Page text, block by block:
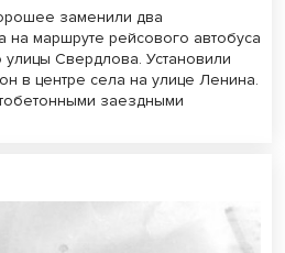
заменили два
на маршруте рейсового автобуса
улицы Свердлова. Установили
в центре села на улице Ленина.
заездными